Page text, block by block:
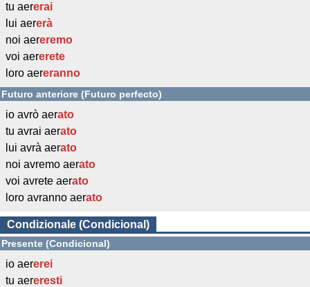
tu aererai
lui aererà
noi aereremo
voi aererete
loro aereranno
Futuro anteriore (Futuro perfecto)
io avrò aerato
tu avrai aerato
lui avrà aerato
noi avremo aerato
voi avrete aerato
loro avranno aerato
Condizionale (Condicional)
Presente (Condicional)
io aererei
tu aereresti